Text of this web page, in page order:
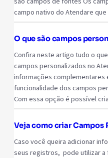
campo nativo do Atendare
O que são campos
Confira neste artigo tudo o
campos personalizados no
informações
funcionalidade dos campos
Com essa opção é possível
Veja como criar Campos
Caso você queira adicionar
seus registros, pode utilizar a